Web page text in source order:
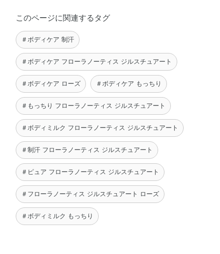
DIPALMITATE･ CARTHAMUS TINCTORIUS
(SAFFLOWER) FLOWER EXTRACT･ CENTAUREA
CYANUS FLOWER EXTRACT･ CYMBOPOGON
SCHOENANTHUS LEAF/STEM EXTRACT･ GERANIUM
ROBERTIANUM EXTRACT･ GYNOSTEMMA
PENTAPHYLLUM LEAF EXTRACT･ HIBISCUS
SABDARIFFA FLOWER EXTRACT･ HYDROLYZED
LUPINE PROTEIN･ IMPATIENS BALSAMINA
FLOWER/LEAF/STEM EXTRACT･ LEONTOPODIUM
ALPINUM EXTRACT･ LILIUM CANDIDUM BULB
EXTRACT･ LIMNANTHES ALBA (MEADOWFOAM) SEED
OIL･ LONICERA JAPONICA (HONEYSUCKLE) FLOWER
EXTRACT･ PANCRATIUM MARITIMUM EXTRACT･
ROSA CANINA FRUIT OIL･ SAMBUCUS NIGRA
FLOWER EXTRACT･ TOCOPHEROL･ URTICA DIOICA
(NETTLE) LEAF EXTRACT･ ACRYLATES/C10-30 ALKYL
ACRYLATE CROSSPOLYMER･ CETEARYL ALCOHOL･
このページに関連するタグ
＃ボディケア 制汗
＃ボディケア フローラノーティス ジルスチュアート
＃ボディケア ローズ ＃ボディケア もっちり
＃もっちり フローラノーティス ジルスチュアート
＃ボディミルク フローラノーティス ジルスチュアート
＃制汗 フローラノーティス ジルスチュアート
＃ピュア フローラノーティス ジルスチュアート
＃フローラノーティス ジルスチュアート ローズ
＃ボディミルク もっちり